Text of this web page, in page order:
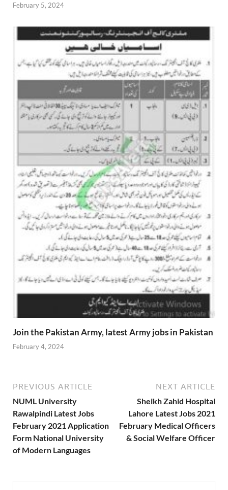
February 5, 2024
Join the Pakistan Army, latest Army jobs in Pakistan
February 4, 2024
PREVIOUS ARTICLE
NUML University
Rawalpindi Latest Jobs
February 2021 Application
Form National University
of Modern Languages
NEXT ARTICLE
Sheikh Zahid Hospital
Lahore Latest Jobs 2021
February Medical Officers
& Social Welfare Officer